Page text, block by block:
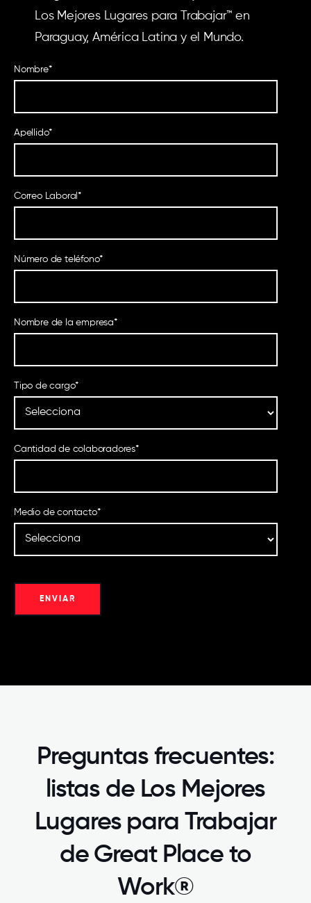
Los Mejores Lugares para Trabajar™ en
Paraguay, América Latina y el Mundo.
Nombre*
Apellido*
Correo Laboral*
Número de teléfono*
Nombre de la empresa*
Tipo de cargo*
Cantidad de colaboradores*
Medio de contacto*
Preguntas frecuentes:
listas de Los Mejores
Lugares para Trabajar
de Great Place to
Work®